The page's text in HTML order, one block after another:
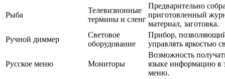
Рыба
Телевизионные
термины и сленг
Предварительно
приготовленный
материал, заготовка.
Ручной диммер
Световое
оборудование
Прибор,
управлять яркостью
Русское меню Мониторы
Возможность
языке информацию в
меню.